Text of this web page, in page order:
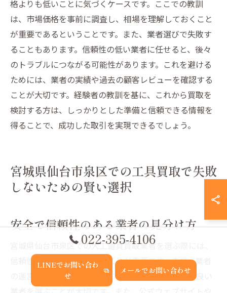
格よりも低いことに気づくケースです。ここでの教訓
は、市場価格を事前に調査し、相場を理解しておくこと
が重要であるということです。また、業者選びで失敗す
ることもあります。信頼性の低い業者に任せると、後々
のトラブルにつながる可能性があります。これを避ける
ためには、業者の実績や過去の顧客レビューを確認する
ことが大切です。経験者の教訓を基に、これから買取を
検討する方は、しっかりとした準備と信頼できる情報を
得ることで、成功した取引を実現できるでしょう。
宮城県仙台市泉区での工具買取で失敗
しないための賢い選択
安全で信頼性のある業者の見分け方
宮城県仙台市泉区での大工道具買取業者を選ぶ際には、
信頼性と安全性を確保することが重要です。まず、業者
の運営歴を確認し、長期間にわたって地域で評判の良い
022-395-4106
LINEでお問い合わ
せ
メールでお問い合わせ